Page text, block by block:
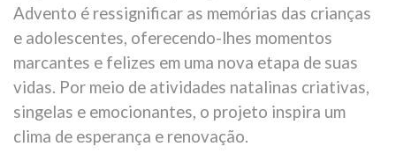
Advento é ressignificar as memórias das crianças
e adolescentes, oferecendo-lhes momentos
marcantes e felizes em uma nova etapa de suas
vidas. Por meio de atividades natalinas criativas,
singelas e emocionantes, o projeto inspira um
clima de esperança e renovação.